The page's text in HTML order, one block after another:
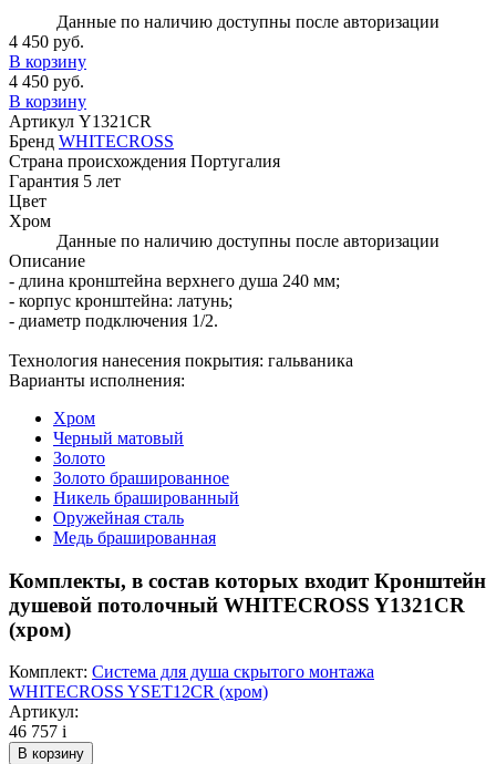
Данные по наличию доступны после авторизации
4 450 руб.
В корзину
4 450 руб.
В корзину
Артикул Y1321CR
Бренд WHITECROSS
Страна происхождения Португалия
Гарантия 5 лет
Цвет
Хром
Данные по наличию доступны после авторизации
Описание
- длина кронштейна верхнего душа 240 мм;
- корпус кронштейна: латунь;
- диаметр подключения 1/2.
Технология нанесения покрытия: гальваника
Варианты исполнения:
Хром
Черный матовый
Золото
Золото брашированное
Никель брашированный
Оружейная сталь
Медь брашированная
Комплекты, в состав которых входит Кронштейн
душевой потолочный WHITECROSS Y1321CR
(хром)
Комплект: Система для душа скрытого монтажа
WHITECROSS YSET12CR (хром)
Артикул:
46 757 i
В корзину